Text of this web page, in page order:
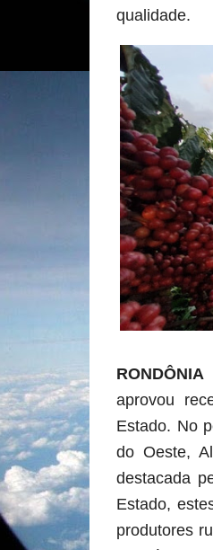
qualidade.
RONDÔNIA
aprovou
Estado. No
do Oeste,
destacada
Estado,
produtores